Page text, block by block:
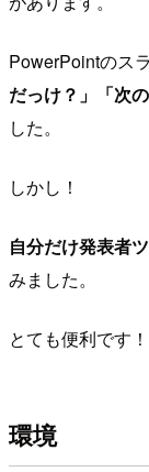
PowerPointのス
だっけ？」「次
した。
しかし！
自分だけ発表者
みました。
とても便利です！
環境